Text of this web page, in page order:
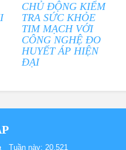
CHỦ ĐỘNG KIỂM
TRA SỨC KHỎE
TIM MẠCH VỚI
CÔNG NGHỆ ĐO
HUYẾT ÁP HIỆN
ĐẠI
Tuần này: 20,521